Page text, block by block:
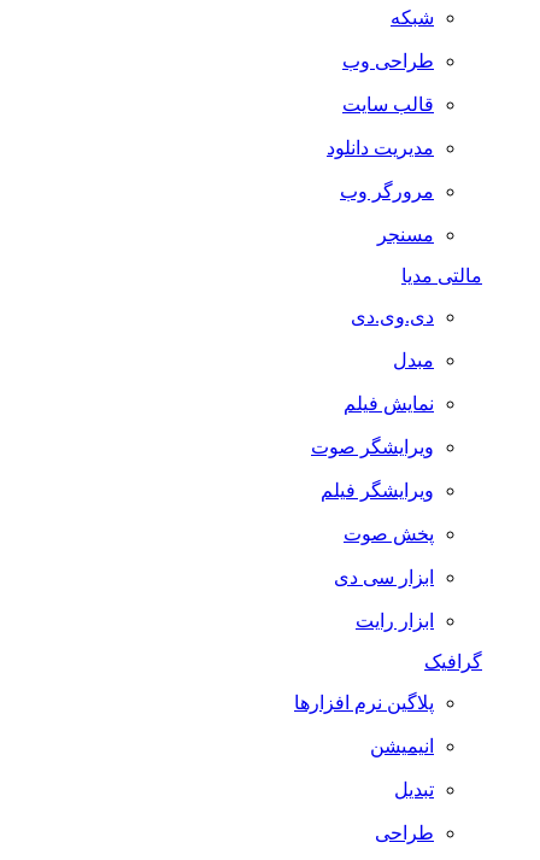
شبکه
طراحی وب
قالب سایت
مدیریت دانلود
مرورگر وب
مسنجر
مالتی مدیا
دی.وی.دی
مبدل
نمایش فیلم
ویرایشگر صوت
ویرایشگر فیلم
پخش صوت
ابزار سی دی
ابزار رایت
گرافیک
پلاگین نرم افزارها
انیمیشن
تبدیل
طراحی